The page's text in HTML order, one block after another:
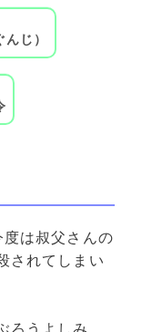
じ）
は叔父さんの
されてしまい